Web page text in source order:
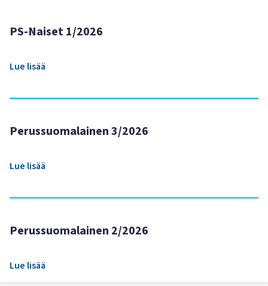
PS-Naiset 1/2026
Lue lisää
Perussuomalainen 3/2026
Lue lisää
Perussuomalainen 2/2026
Lue lisää